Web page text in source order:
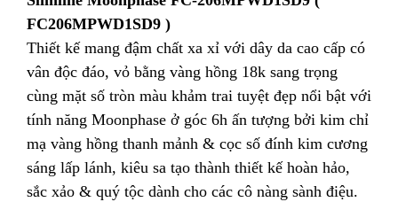
FC206MPWD1SD9 )
Thiết kế mang đậm chất xa xỉ với dây da cao cấp có
vân độc đáo, vỏ bằng vàng hồng 18k sang trọng
cùng mặt số tròn màu khảm trai tuyệt đẹp nổi bật với
tính năng Moonphase ở góc 6h ấn tượng bởi kim chỉ
mạ vàng hồng thanh mảnh & cọc số đính kim cương
sáng lấp lánh, kiêu sa tạo thành thiết kế hoàn hảo,
sắc xảo & quý tộc dành cho các cô nàng sành điệu.